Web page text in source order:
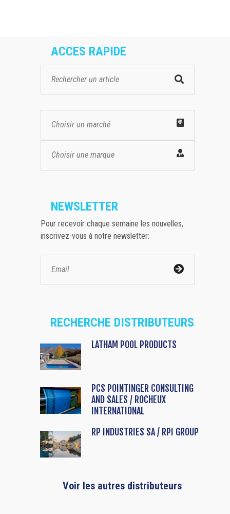
ACCES RAPIDE
Choisir un marché
Choisir une marque
NEWSLETTER
Pour recevoir chaque semaine les nouvelles,
inscrivez-vous à notre newsletter:
RECHERCHE DISTRIBUTEURS
LATHAM POOL PRODUCTS
PCS POINTINGER CONSULTING
AND SALES / ROCHEUX
INTERNATIONAL
RP INDUSTRIES SA / RPI GROUP
Voir les autres distributeurs